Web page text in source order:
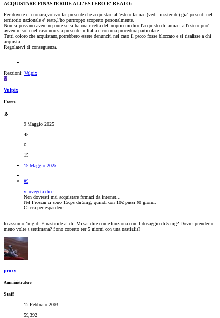
ACQUISTARE FINASTERIDE ALL'ESTERO E' REATO: :
Per dovere di cronaca,volevo far presente che acquistare all'estero farmaci(vedi finasteride) gia' presenti nel
territorio nazionale e' reato,l'ho purtroppo scoperto personalmente.
Non si possono avere neppure se si ha una ricetta del proprio medico,l'acquisto di farmaci all'estero puo'
avvenire solo nel caso non sia presente in Italia e con una procedura particolare.
Tutti coloro che acquistano,potrebbero essere denunciti nel caso il pacco fosse bloccato e si risalisse a chi
acquista.
Regolatevi di conseguenza.
Reazioni: Vulpix
V
Vulpix
Utente
9 Maggio 2025
45
6
15
19 Maggio 2025
#9
vforvegeta dice:
Non dovresti mai acquistare farmaci da internet...
Nel Proscar ci sono 15cps da 5mg, quindi con 10€ passi 60 giorni.
Clicca per espandere...
Io assumo 1mg di Finasteride al di. Mi sai dire come funziona con il dosaggio di 5 mg? Dovrei prenderlo
meno volte a settimana? Sono coperto per 5 giorni con una pastiglia?
proxy
Amministratore
Staff
12 Febbraio 2003
59,392